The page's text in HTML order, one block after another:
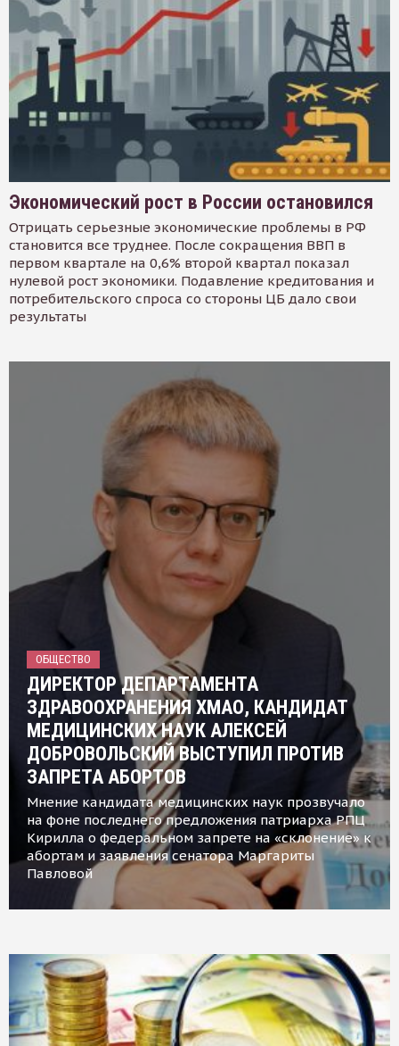
Экономический рост в России остановился
Отрицать серьезные экономические проблемы в РФ
становится все труднее. После сокращения ВВП в
первом квартале на 0,6% второй квартал показал
нулевой рост экономики. Подавление кредитования и
потребительского спроса со стороны ЦБ дало свои
результаты
ОБЩЕСТВО
ДИРЕКТОР ДЕПАРТАМЕНТА
ЗДРАВООХРАНЕНИЯ ХМАО, КАНДИДАТ
МЕДИЦИНСКИХ НАУК АЛЕКСЕЙ
ДОБРОВОЛЬСКИЙ ВЫСТУПИЛ ПРОТИВ
ЗАПРЕТА АБОРТОВ
Мнение кандидата медицинских наук прозвучало
на фоне последнего предложения патриарха РПЦ
Кирилла о федеральном запрете на «склонение» к
абортам и заявления сенатора Маргариты
Павловой